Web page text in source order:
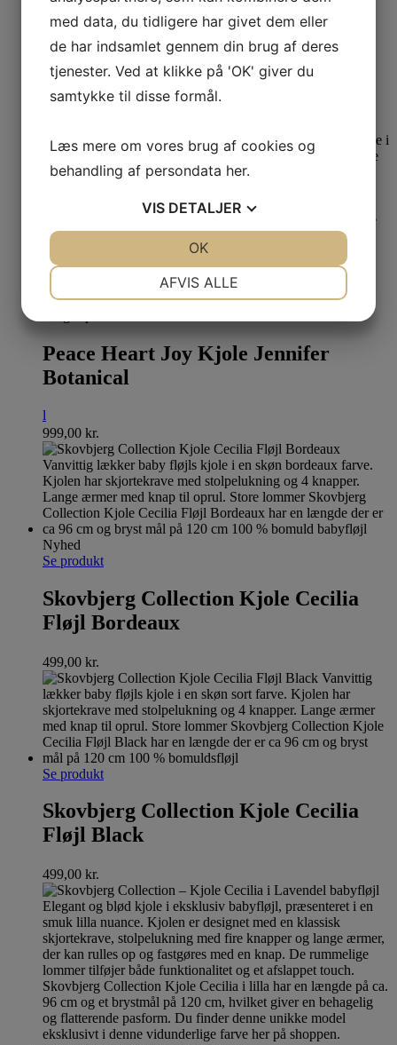
Du Milde Kjole Winterseason Is My
Favorite duCarly
xl
1.299,00kr.
Den oprindelige pris var:
Se produktDette vare har flere varianter. Mulighederne kan
Peace Heart Joy Kjole Jennifer
Botanical
l
999,00 kr.
Nyhed
Se produkt
Skovbjerg Collection Kjole Cecilia
Fløjl Bordeaux
499,00 kr.
Se produkt
Skovbjerg Collection Kjole Cecilia
Fløjl Black
499,00 kr.
med data, du tidligere har givet dem eller
de har indsamlet gennem din brug af deres
tjenester. Ved at klikke på 'OK' giver du
samtykke til disse formål.
Læs mere om vores brug af cookies og
behandling af persondata her.
VIS DETALJER
AFVIS ALLE
OK